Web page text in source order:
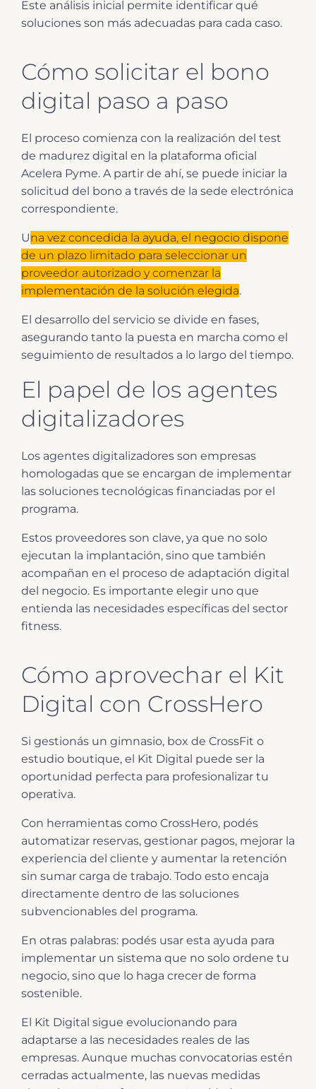
Este análisis inicial permite identificar qué
soluciones son más adecuadas para cada caso.
Cómo solicitar el bono
digital paso a paso
El proceso comienza con la realización del test
de madurez digital en la plataforma oficial
Acelera Pyme. A partir de ahí, se puede iniciar la
solicitud del bono a través de la sede electrónica
correspondiente.
Una vez concedida la ayuda, el negocio dispone
de un plazo limitado para seleccionar un
proveedor autorizado y comenzar la
implementación de la solución elegida.
El desarrollo del servicio se divide en fases,
asegurando tanto la puesta en marcha como el
seguimiento de resultados a lo largo del tiempo.
El papel de los agentes
digitalizadores
Los agentes digitalizadores son empresas
homologadas que se encargan de implementar
las soluciones tecnológicas financiadas por el
programa.
Estos proveedores son clave, ya que no solo
ejecutan la implantación, sino que también
acompañan en el proceso de adaptación digital
del negocio. Es importante elegir uno que
entienda las necesidades específicas del sector
fitness.
Cómo aprovechar el Kit
Digital con CrossHero
Si gestionás un gimnasio, box de CrossFit o
estudio boutique, el Kit Digital puede ser la
oportunidad perfecta para profesionalizar tu
operativa.
Con herramientas como CrossHero, podés
automatizar reservas, gestionar pagos, mejorar la
experiencia del cliente y aumentar la retención
sin sumar carga de trabajo. Todo esto encaja
directamente dentro de las soluciones
subvencionables del programa.
En otras palabras: podés usar esta ayuda para
implementar un sistema que no solo ordene tu
negocio, sino que lo haga crecer de forma
sostenible.
El Kit Digital sigue evolucionando para
adaptarse a las necesidades reales de las
empresas. Aunque muchas convocatorias estén
cerradas actualmente, las nuevas medidas